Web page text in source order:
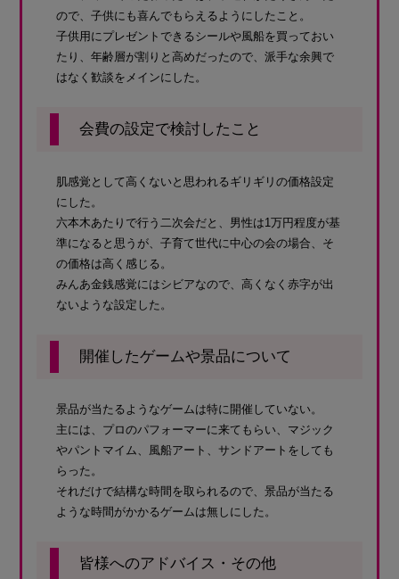
ので、子供にも喜んでもらえるようにしたこと。
子供用にプレゼントできるシールや風船を買っておい
たり、年齢層が割りと高めだったので、派手な余興で
はなく歓談をメインにした。
会費の設定で検討したこと
肌感覚として高くないと思われるギリギリの価格設定
にした。
六本木あたりで行う二次会だと、男性は1万円程度が基
準になると思うが、子育て世代に中心の会の場合、そ
の価格は高く感じる。
みんあ金銭感覚にはシビアなので、高くなく赤字が出
ないような設定した。
開催したゲームや景品について
景品が当たるようなゲームは特に開催していない。
主には、プロのパフォーマーに来てもらい、マジック
やパントマイム、風船アート、サンドアートをしても
らった。
それだけで結構な時間を取られるので、景品が当たる
ような時間がかかるゲームは無しにした。
皆様へのアドバイス・その他